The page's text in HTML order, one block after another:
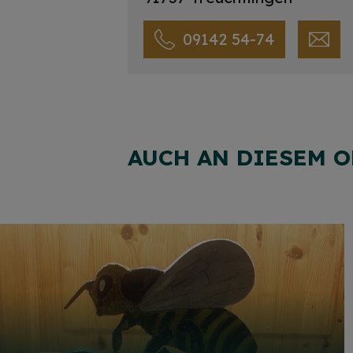
09142 54-74
AUCH AN DIESEM